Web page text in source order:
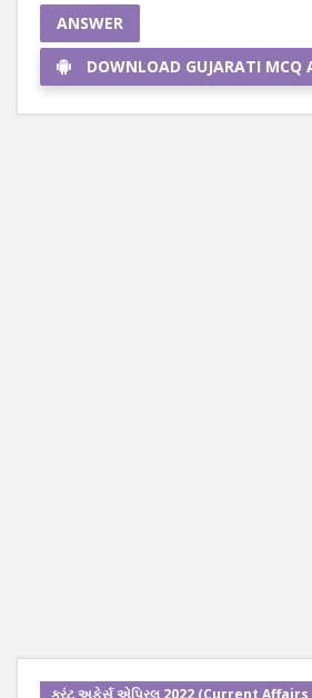
ANSWER
DOWNLOAD GUJARATI MCQ
કરંટ અફેર્સ એપ્રિલ 2022 (Current Affairs